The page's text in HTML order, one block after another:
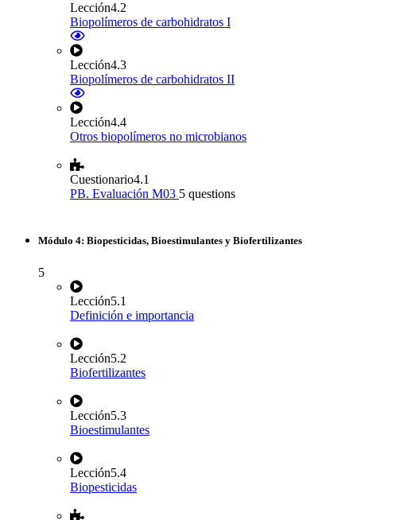
Lección4.2
Biopolímeros de carbohidratos I
Lección4.3
Biopolímeros de carbohidratos II
Lección4.4
Otros biopolímeros no microbianos
Cuestionario4.1
PB. Evaluación M03 5 questions
Módulo 4: Biopesticidas, Bioestimulantes y Biofertilizantes
5
Lección5.1
Definición e importancia
Lección5.2
Biofertilizantes
Lección5.3
Bioestimulantes
Lección5.4
Biopesticidas